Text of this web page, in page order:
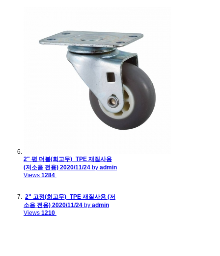
2" 평 더블(회고무)_TPE 재질사용
(저소음 전용) 2020/11/24 by admin
Views 1284
2" 고정(회고무)_TPE 재질사용 (저
소음 전용) 2020/11/24 by admin
Views 1210